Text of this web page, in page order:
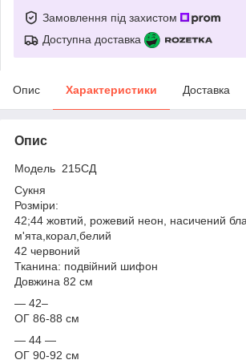
Замовлення під захистом
Доступна доставка
Опис Характеристики Доставка
Опис
Модель 215СД
Сукня
Розміри:
42;44 жовтий, рожевий неон, насичений
м'ята,корал,белий
42 червоний
Тканина: подвійний шифон
Довжина 82 см
— 42–
ОГ 86-88 см
— 44 —
ОГ 90-92 см